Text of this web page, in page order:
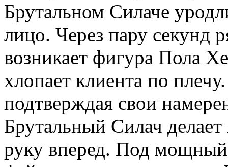
Брутальном Силаче
лицо. Через пару
возникает фигура Пола
хлопает клиента по
подтверждая свои
Брутальный Силач
руку вперед. Под